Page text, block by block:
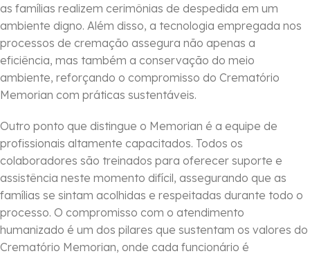
as famílias realizem cerimônias de despedida em um
ambiente digno. Além disso, a tecnologia empregada nos
processos de cremação assegura não apenas a
eficiência, mas também a conservação do meio
ambiente, reforçando o compromisso do Crematório
Memorian com práticas sustentáveis.
Outro ponto que distingue o Memorian é a equipe de
profissionais altamente capacitados. Todos os
colaboradores são treinados para oferecer suporte e
assistência neste momento difícil, assegurando que as
famílias se sintam acolhidas e respeitadas durante todo o
processo. O compromisso com o atendimento
humanizado é um dos pilares que sustentam os valores do
Crematório Memorian, onde cada funcionário é